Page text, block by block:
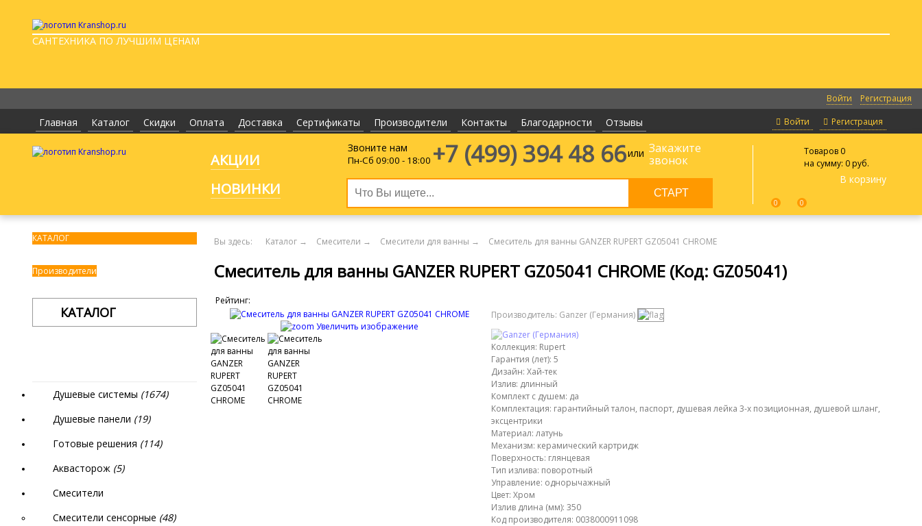
САНТЕХНИКА ПО ЛУЧШИМ ЦЕНАМ
Войти
Регистрация
Войти
Регистрация
Главная Каталог Скидки Оплата Доставка Сертификаты Производители Контакты Благодарности Отзывы
АКЦИИ
НОВИНКИ
Звоните нам
Пн-Сб 09:00 - 18:00 +7 (499) 394 48 66или Закажите
звонок
Товаров 0
на сумму: 0 руб.
В корзину
0 0
Вы здесь: Каталог → Смесители → Смесители для ванны → Cмеситель для ванны GANZER RUPERT GZ05041 CHROME
Cмеситель для ванны GANZER RUPERT GZ05041 CHROME (Код: GZ05041)
Рейтинг:
Увеличить изображение
Производитель: Ganzer (Германия)
Коллекция: Rupert
Гарантия (лет): 5
Дизайн: Хай-тек
Излив: длинный
Комплект с душем: да
Комплектация: гарантийный талон, паспорт, душевая лейка 3-х позиционная, душевой шланг,
эксцентрики
Материал: латунь
Механизм: керамический картридж
Поверхность: глянцевая
Тип излива: поворотный
Управление: однорычажный
Цвет: Хром
Излив длина (мм): 350
Код производителя: 0038000911098
КАТАЛОГ
Производители
КАТАЛОГ
Душевые системы (1674)
Душевые панели (19)
Готовые решения (114)
Аквасторож (5)
Смесители
Смесители сенсорные (48)